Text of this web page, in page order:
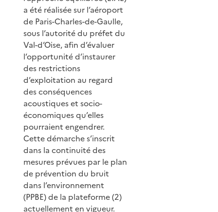
a été réalisée sur l’aéroport
de Paris-Charles-de-Gaulle,
sous l’autorité du préfet du
Val-d’Oise, afin d’évaluer
l’opportunité d’instaurer
des restrictions
d’exploitation au regard
des conséquences
acoustiques et socio-
économiques qu’elles
pourraient engendrer.
Cette démarche s’inscrit
dans la continuité des
mesures prévues par le plan
de prévention du bruit
dans l’environnement
(PPBE) de la plateforme (2)
actuellement en vigueur.